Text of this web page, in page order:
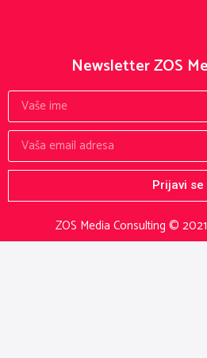
ZOS Media Consulting ©
Newsletter ZOS
Prijavi se